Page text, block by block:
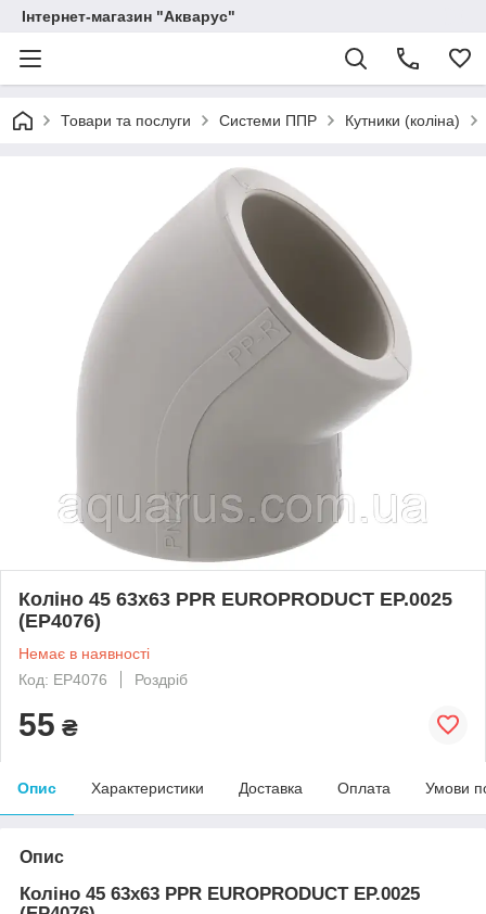
Інтернет-магазин "Акварус"
Товари та послуги Системи ППР Кутники (коліна)
Коліно 45 63x63 PPR EUROPRODUCT EP.0025
(EP4076)
Немає в наявності
Код: EP4076
Роздріб
55 ₴
Опис Характеристики Доставка Оплата Умови
Опис
Коліно 45 63x63 PPR EUROPRODUCT EP.0025